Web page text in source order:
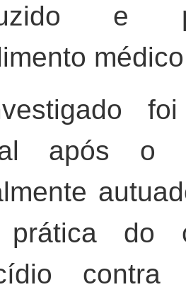
e
após o
prática do